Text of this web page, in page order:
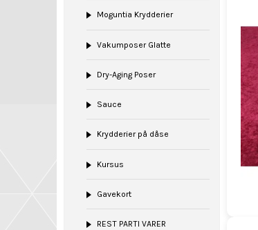
Moguntia Krydderier
Vakumposer Glatte
Dry-Aging Poser
Sauce
Krydderier på dåse
Kursus
Gavekort
REST PARTI VARER